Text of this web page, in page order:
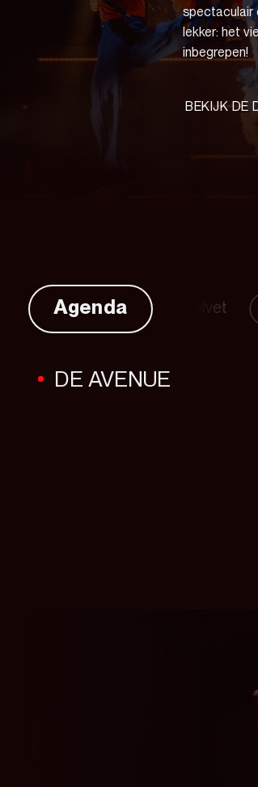
spectaculair
lekker: het
inbegrepen!
BEKIJK DE
Agenda
Velvet
19.30
23.15
DE AVENUE